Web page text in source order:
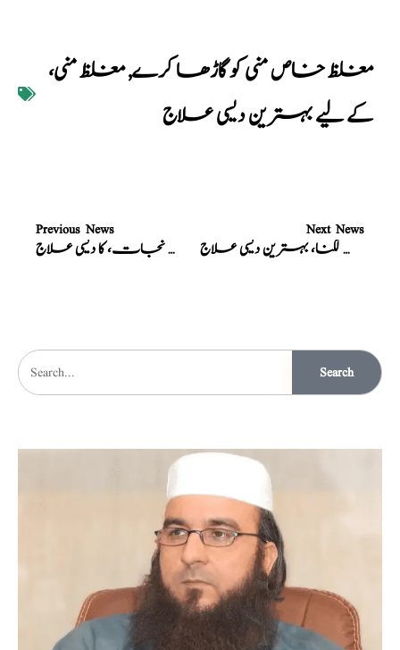
مغلظ خاص منی کو گاڑھا کرے,مغلظ منی،
کے لیے بہترین دیسی علاج
Previous News
نسخہ الشفاء : سر درد، سے مکمل نجات، کا دیسی علاج
Next News
نسخہ الشفاء : تیزابیت معدہ، بھوک نہ لگنا، بہترین دیسی علاج
Search